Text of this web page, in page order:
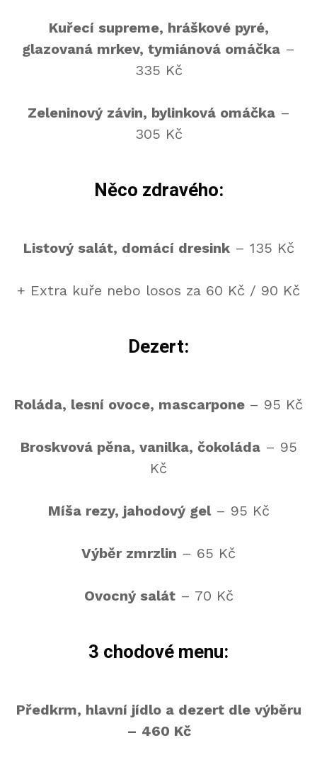
Kuřecí supreme, hráškové pyré,
glazovaná mrkev, tymiánová omáčka –
335 Kč
Zeleninový závin, bylinková omáčka–
305 Kč
Něco zdravého:
Listový salát, domácí dresink– 135 Kč
+ Extra kuře nebo losos za 60 Kč / 90 Kč
Dezert:
Roláda, lesní ovoce, mascarpone – 95 Kč
Broskvová pěna, vanilka, čokoláda– 95
Kč
Míša rezy, jahodový gel– 95 Kč
Výběr zmrzlin – 65 Kč
Ovocný salát– 70 Kč
3 chodové menu:
Předkrm, hlavní jídlo a dezert dle výběru
– 460 Kč